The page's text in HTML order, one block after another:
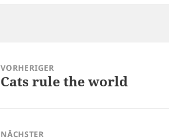
VORHERIGER
Vorheriger
Cats rule the world
NÄCHSTER